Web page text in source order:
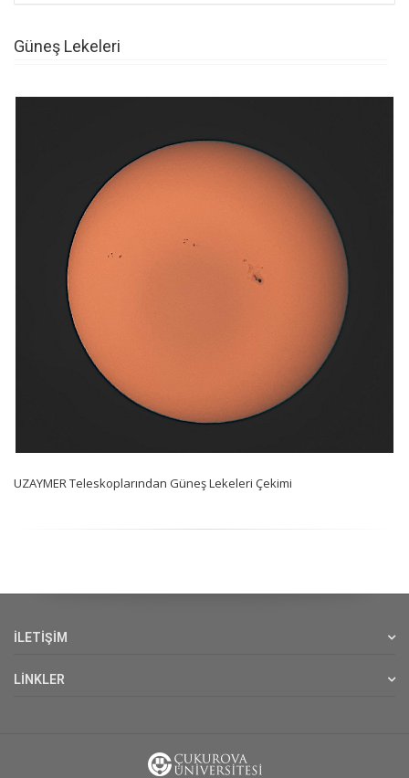
Güneş Lekeleri
UZAYMER Teleskoplarından Güneş Lekeleri Çekimi
İLETİŞİM
LİNKLER